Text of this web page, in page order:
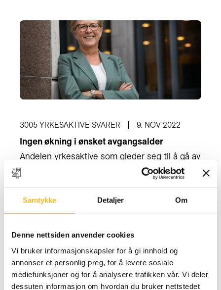
Samtykke Detaljer Om
Denne nettsiden anvender cookies
Vi bruker informasjonskapsler for å gi innhold og
annonser et personlig preg, for å levere sosiale
mediefunksjoner og for å analysere trafikken vår. Vi deler
dessuten informasjon om hvordan du bruker nettstedet
3005 YRKESAKTIVE SVARER 9. NOV 2022
Ingen økning i ønsket avgangsalder
Andelen yrkesaktive som gleder seg til å gå av
med pensjon øker. Trenden bør bekymre både